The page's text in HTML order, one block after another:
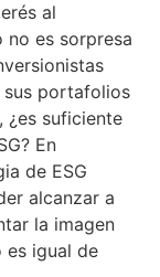
al
no es sorpresa
sus portafolios
¿es suficiente
En
de ESG
alcanzar a
la imagen
es igual de